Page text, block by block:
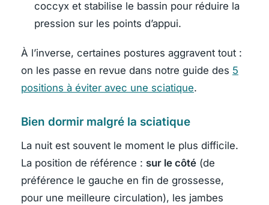
coccyx et stabilise le bassin pour réduire la
pression sur les points d’appui.
À l’inverse, certaines postures aggravent tout :
on les passe en revue dans notre guide des 5
positions à éviter avec une sciatique.
Bien dormir malgré la sciatique
La nuit est souvent le moment le plus difficile.
La position de référence : sur le côté (de
préférence le gauche en fin de grossesse,
pour une meilleure circulation), les jambes